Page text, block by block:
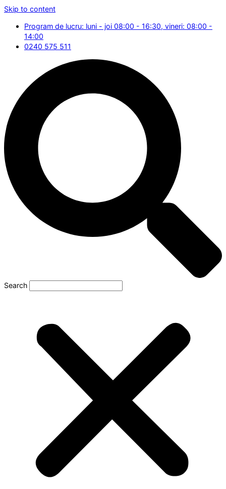
Skip to content
Program de lucru: luni - joi 08:00 - 16:30, vineri: 08:00 -
14:00
0240 575 511
Search